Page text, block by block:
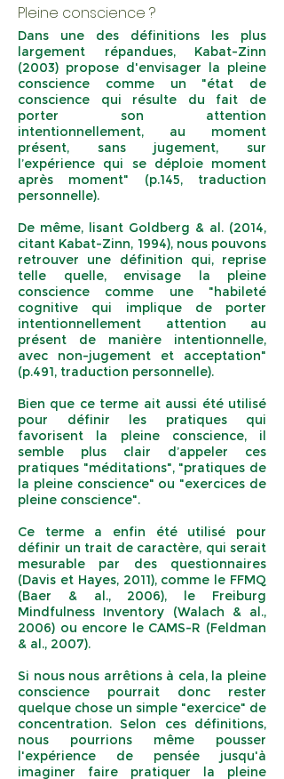
Pleine conscience ?
Dans une des définitions les plus
largement répandues, Kabat-Zinn
(2003) propose d'envisager la pleine
conscience comme un "état de
conscience qui résulte du fait de
porter son attention
intentionnellement, au moment
présent, sans jugement, sur
l’expérience qui se déploie moment
après moment" (p.145, traduction
personnelle).
De même, lisant Goldberg & al. (2014,
citant Kabat-Zinn, 1994), nous pouvons
retrouver une définition qui, reprise
telle quelle, envisage la pleine
conscience comme une "habileté
cognitive qui implique de porter
intentionnellement attention au
présent de manière intentionnelle,
avec non-jugement et acceptation"
(p.491, traduction personnelle).
Bien que ce terme ait aussi été utilisé
pour définir les pratiques qui
favorisent la pleine conscience, il
semble plus clair d’appeler ces
pratiques "méditations", "pratiques de
la pleine conscience" ou "exercices de
pleine conscience".
Ce terme a enfin été utilisé pour
définir un trait de caractère, qui serait
mesurable par des questionnaires
(Davis et Hayes, 2011), comme le FFMQ
(Baer & al., 2006), le Freiburg
Mindfulness Inventory (Walach & al.,
2006) ou encore le CAMS-R (Feldman
& al., 2007).
Si nous nous arrêtions à cela, la pleine
conscience pourrait donc rester
quelque chose un simple "exercice" de
concentration. Selon ces définitions,
nous pourrions même pousser
l'expérience de pensée jusqu'à
imaginer faire pratiquer la pleine